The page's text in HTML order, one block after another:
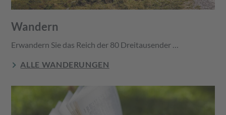
Wandern
Erwandern Sie das Reich der 80 Dreitausender …
ALLE WANDERUNGEN